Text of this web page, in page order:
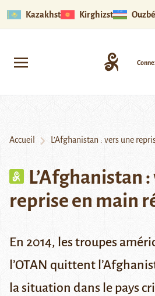
Kazakhstan Kirghizstan
Accueil L’Afghanistan : vers une
L’Afghanistan
reprise en main
En 2014, les troupes
l’OTAN quittent
la situation dans le pays